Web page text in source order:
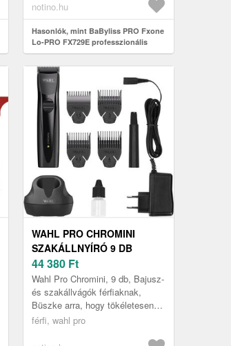
eszközre va...
notino.hu
Hasonlók, mint BaByliss PRO Fxone
Lo-PRO FX729E professzionális
hajformázó Grey 1 db
WAHL PRO CHROMINI
SZAKÁLLNYÍRÓ 9 DB
44 380 Ft
Wahl Pro Chromini, 9 db, Bajusz-
és szakállvágók férfiaknak,
Büszke arra, hogy tökéletesen
ápoltnak tűnik, különösen, ha a
férfi, wahl pro